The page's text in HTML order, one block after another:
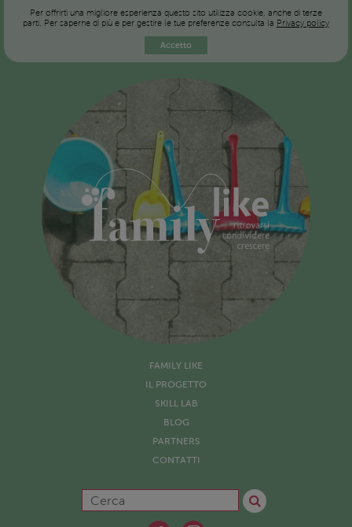
Per offrirti una migliore esperienza questo sito utilizza cookie, anche di terze
parti. Per saperne di più e per gestire le tue preferenze consulta la Privacy policy
Accetto
FAMILY LIKE
IL PROGETTO
SKILL LAB
BLOG
PARTNERS
CONTATTI